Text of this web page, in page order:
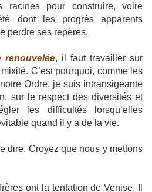
racines pour construire, voire
dont les progrès apparents
perdre ses repères.
renouvelée, il faut travailler sur
C’est pourquoi, comme les
Ordre, je suis intransigeante
sur le respect des diversités et
les difficultés lorsqu’elles
quand il y a de la vie.
dire. Croyez que nous y mettons
ont la tentation de Venise. Il